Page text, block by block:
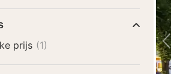
prijs (1)